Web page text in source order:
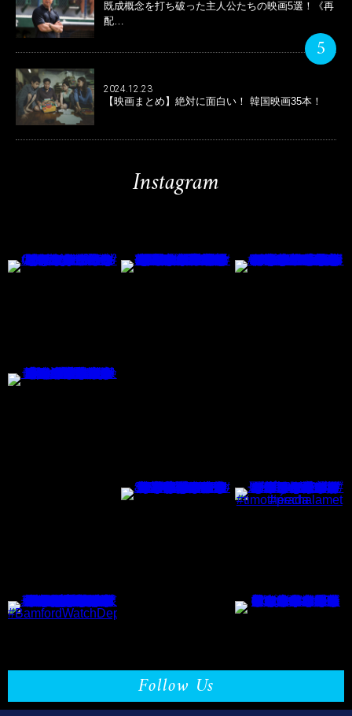
既成概念を打ち破った主人公たちの映画5選！《再
配…
5
2024.12.23
【映画まとめ】絶対に面白い！ 韓国映画35本！
Instagram
Follow Us